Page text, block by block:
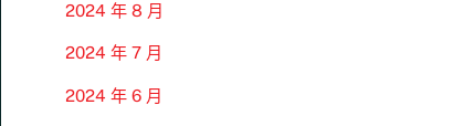
2024 年 8 月
2024 年 7 月
2024 年 6 月